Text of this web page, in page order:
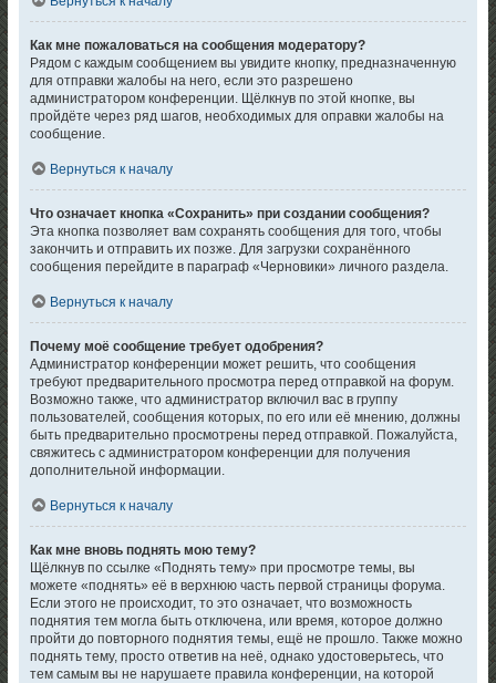
Как мне пожаловаться на сообщения модератору?
Рядом с каждым сообщением вы увидите кнопку, предназначенную
для отправки жалобы на него, если это разрешено
администратором конференции. Щёлкнув по этой кнопке, вы
пройдёте через ряд шагов, необходимых для оправки жалобы на
сообщение.
Вернуться к началу
Что означает кнопка «Сохранить» при создании сообщения?
Эта кнопка позволяет вам сохранять сообщения для того, чтобы
закончить и отправить их позже. Для загрузки сохранённого
сообщения перейдите в параграф «Черновики» личного раздела.
Вернуться к началу
Почему моё сообщение требует одобрения?
Администратор конференции может решить, что сообщения
требуют предварительного просмотра перед отправкой на форум.
Возможно также, что администратор включил вас в группу
пользователей, сообщения которых, по его или её мнению, должны
быть предварительно просмотрены перед отправкой. Пожалуйста,
свяжитесь с администратором конференции для получения
дополнительной информации.
Вернуться к началу
Как мне вновь поднять мою тему?
Щёлкнув по ссылке «Поднять тему» при просмотре темы, вы
можете «поднять» её в верхнюю часть первой страницы форума.
Если этого не происходит, то это означает, что возможность
поднятия тем могла быть отключена, или время, которое должно
пройти до повторного поднятия темы, ещё не прошло. Также можно
поднять тему, просто ответив на неё, однако удостоверьтесь, что
тем самым вы не нарушаете правила конференции, на которой